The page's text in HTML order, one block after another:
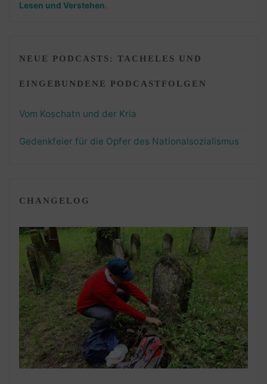
Lesen und Verstehen
NEUE PODCASTS: TACHELES UND
EINGEBUNDENE PODCASTFOLGEN
Vom Koschatn und der Kria
Gedenkfeier für die Opfer des Nationalsozialismus
CHANGELOG